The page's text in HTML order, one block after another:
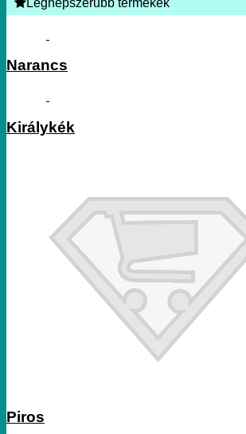
Narancs
Királykék
Piros